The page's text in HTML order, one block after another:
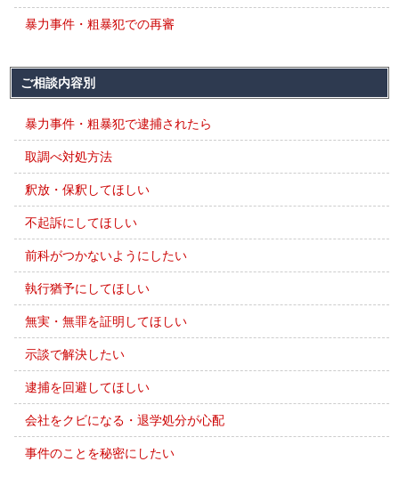
暴力事件・粗暴犯での再審
ご相談内容別
暴力事件・粗暴犯で逮捕されたら
取調べ対処方法
釈放・保釈してほしい
不起訴にしてほしい
前科がつかないようにしたい
執行猶予にしてほしい
無実・無罪を証明してほしい
示談で解決したい
逮捕を回避してほしい
会社をクビになる・退学処分が心配
事件のことを秘密にしたい